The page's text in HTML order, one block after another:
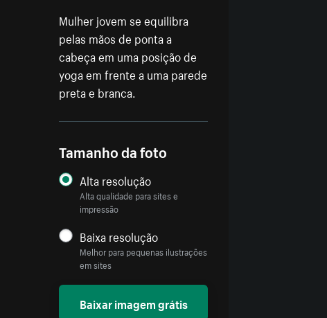
Mulher jovem se equilibra
pelas mãos de ponta a
cabeça em uma posição de
yoga em frente a uma parede
preta e branca.
Tamanho da foto
Alta resolução
Alta qualidade para sites e
impressão
Baixa resolução
Melhor para pequenas ilustrações
em sites
Baixar imagem grátis